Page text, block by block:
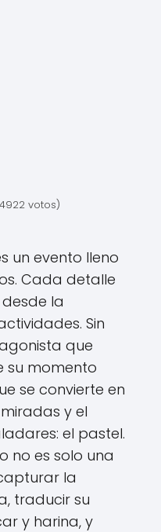
votos)
un evento lleno
Cada detalle
la
Sin
que
su momento
se convierte en
y el
el pastel.
no es solo una
la
traducir su
y harina, y